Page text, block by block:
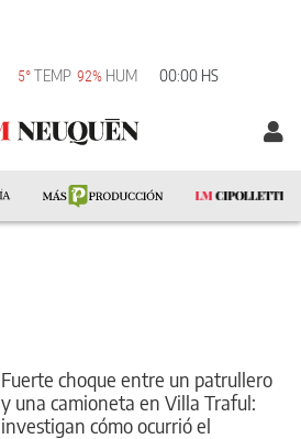
5°TEMP 92% HUM 00:00 HS
Fuerte choque entre un patrullero
y una camioneta en Villa Traful:
investigan cómo ocurrió el